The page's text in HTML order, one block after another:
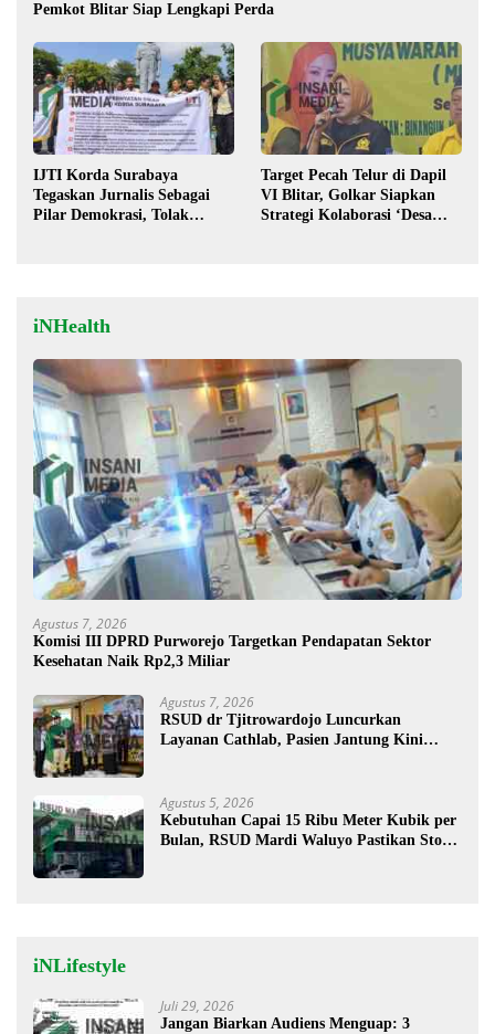
Pemkot Blitar Siap Lengkapi Perda
IJTI Korda Surabaya
Tegaskan Jurnalis Sebagai
Pilar Demokrasi, Tolak
Target Pecah Telur di Dapil
VI Blitar, Golkar Siapkan
Strategi Kolaborasi ‘Desa
iNHealth
Agustus 7, 2026
Komisi III DPRD Purworejo Targetkan Pendapatan Sektor
Kesehatan Naik Rp2,3 Miliar
Agustus 7, 2026
RSUD dr Tjitrowardojo Luncurkan
Layanan Cathlab, Pasien Jantung Kini
Agustus 5, 2026
Kebutuhan Capai 15 Ribu Meter Kubik per
Bulan, RSUD Mardi Waluyo Pastikan Stok
iNLifestyle
Juli 29, 2026
Jangan Biarkan Audiens Menguap: 3